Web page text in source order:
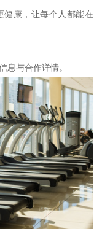
健康，让每个人都能在
息与合作详情。